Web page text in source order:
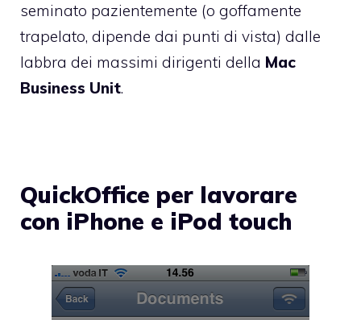
seminato pazientemente (o goffamente
trapelato, dipende dai punti di vista) dalle
labbra dei massimi dirigenti della Mac
Business Unit.
QuickOffice per lavorare
con iPhone e iPod touch